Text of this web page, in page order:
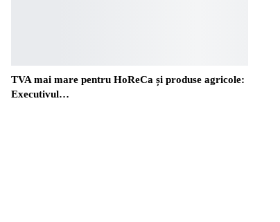
TVA mai mare pentru HoReCa și produse agricole:
Executivul…